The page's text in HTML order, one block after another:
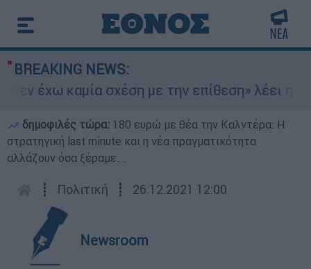
BREAKING NEWS:
έχω καμία σχέση με την επίθεση» λέει η
δημοφιλές τώρα: 180 ευρώ με θέα την Καλντέρα: Η
στρατηγική last minute και η νέα πραγματικότητα
αλλάζουν όσα ξέραμε...
┋ Πολιτική ┋ 26.12.2021 12:00
Newsroom